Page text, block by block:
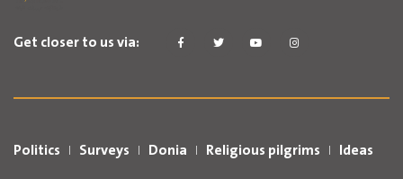
Get closer to us via:
Politics Surveys Donia Religious pilgrims Ideas